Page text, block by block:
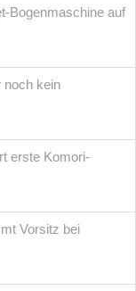
Bogenmaschine auf
noch kein
erste Komori-
Vorsitz bei